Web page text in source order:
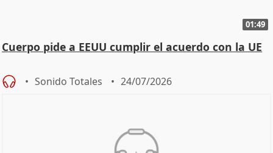
01:49
Cuerpo pide a EEUU cumplir el acuerdo con la UE
Sonido Totales 24/07/2026